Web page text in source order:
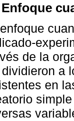
de la
a
en